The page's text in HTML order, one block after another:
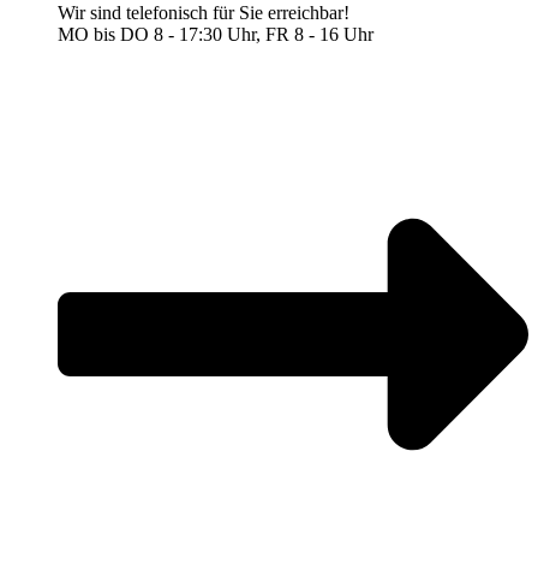
Wir sind telefonisch für Sie erreichbar!
MO bis DO 8 - 17:30 Uhr, FR 8 - 16 Uhr